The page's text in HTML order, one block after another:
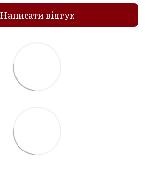
Написати відгук